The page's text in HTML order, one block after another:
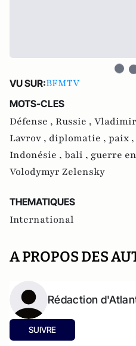
VU SUR:BFMTV
MOTS-CLES
Défense , Russie ,
Lavrov , diplomatie , paix ,
Indonésie , bali , guerre
Volodymyr Zelensky
THEMATIQUES
International
A PROPOS DES
Rédaction
SUIVRE